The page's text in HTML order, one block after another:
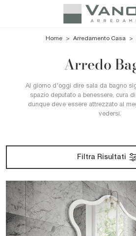
Home > Arredamento Casa >
Arredo
Al giorno d'oggi dire sala da bagno
spazio deputato a benessere, cura
dunque deve essere attrezzato al
vedersi.
Filtra Risultati